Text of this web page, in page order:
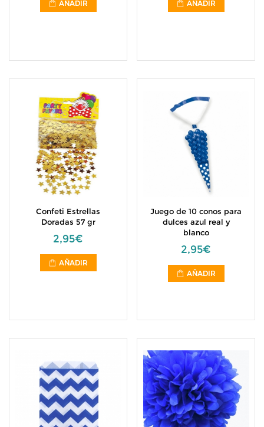
AÑADIR AÑADIR
Confeti Estrellas
Doradas 57 gr
2,95€
AÑADIR
Juego de 10 conos para
dulces azul real y
blanco
2,95€
AÑADIR